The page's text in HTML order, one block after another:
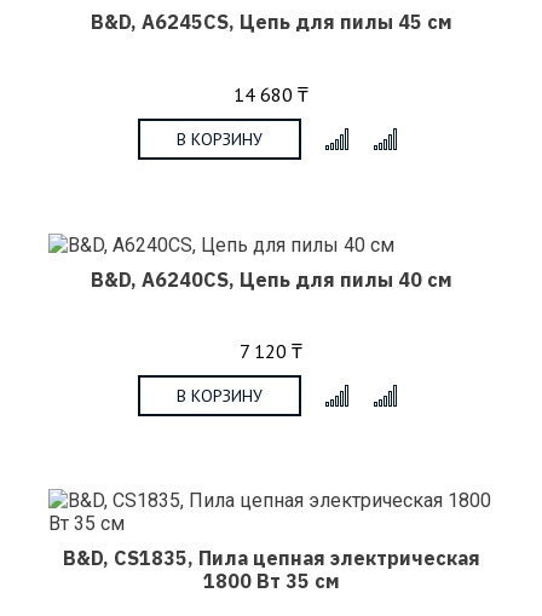
B&D, A6245CS, Цепь для пилы 45 см
14 680 ₸
В КОРЗИНУ
B&D, A6240CS, Цепь для пилы 40 см
7 120 ₸
В КОРЗИНУ
B&D, CS1835, Пила цепная электрическая
1800 Вт 35 см